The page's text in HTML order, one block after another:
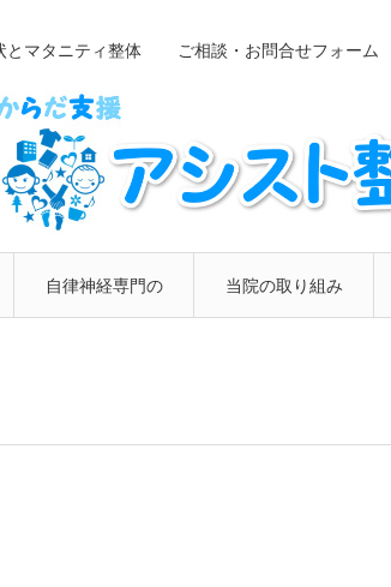
自律神経専門の 当院の取り組み
とマタニティ整体 ご相談・お問合せフォーム